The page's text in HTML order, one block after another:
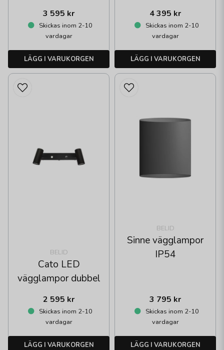
3 595 kr
Skickas inom 2-10
vardagar
LÄGG I VARUKORGEN
4 395 kr
Skickas inom 2-10
vardagar
LÄGG I VARUKORGEN
BELID
Cato LED
vägglampor dubbel
2 595 kr
Skickas inom 2-10
vardagar
LÄGG I VARUKORGEN
BELID
Sinne vägglampor
IP54
3 795 kr
Skickas inom 2-10
vardagar
LÄGG I VARUKORGEN